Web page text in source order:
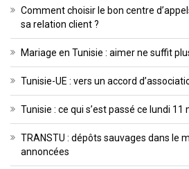
Comment choisir le bon centre
sa relation client ?
Mariage en Tunisie : aimer ne suffit
Tunisie-UE : vers un accord
Tunisie : ce qui s’est passé ce lundi 11
TRANSTU : dépôts sauvages dans le
annoncées